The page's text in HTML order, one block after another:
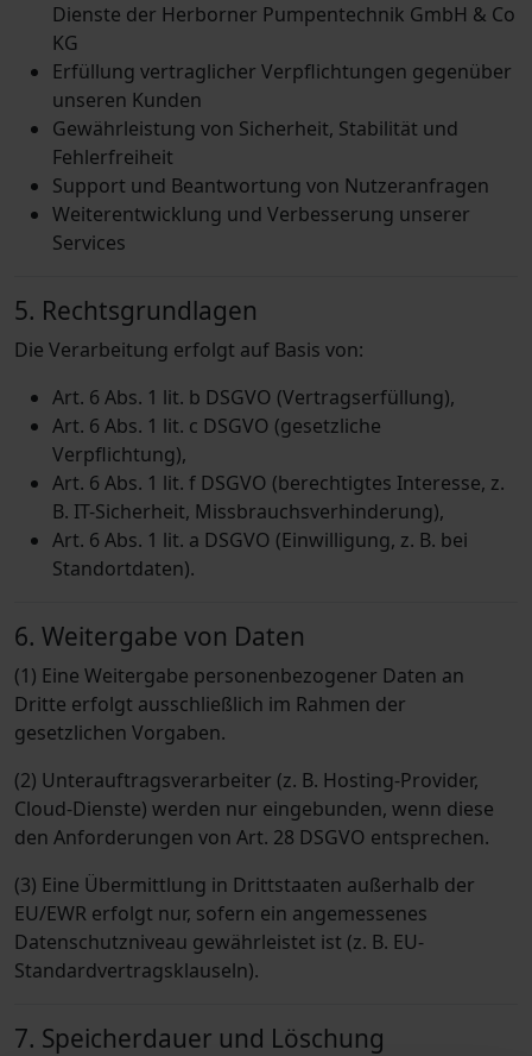
Dienste der Herborner Pumpentechnik GmbH & Co
KG
Erfüllung vertraglicher Verpflichtungen gegenüber
unseren Kunden
Gewährleistung von Sicherheit, Stabilität und
Fehlerfreiheit
Support und Beantwortung von Nutzeranfragen
Weiterentwicklung und Verbesserung unserer
Services
5. Rechtsgrundlagen
Die Verarbeitung erfolgt auf Basis von:
Art. 6 Abs. 1 lit. b DSGVO (Vertragserfüllung),
Art. 6 Abs. 1 lit. c DSGVO (gesetzliche
Verpflichtung),
Art. 6 Abs. 1 lit. f DSGVO (berechtigtes Interesse, z.
B. IT-Sicherheit, Missbrauchsverhinderung),
Art. 6 Abs. 1 lit. a DSGVO (Einwilligung, z. B. bei
Standortdaten).
6. Weitergabe von Daten
(1) Eine Weitergabe personenbezogener Daten an
Dritte erfolgt ausschließlich im Rahmen der
gesetzlichen Vorgaben.
(2) Unterauftragsverarbeiter (z. B. Hosting-Provider,
Cloud-Dienste) werden nur eingebunden, wenn diese
den Anforderungen von Art. 28 DSGVO entsprechen.
(3) Eine Übermittlung in Drittstaaten außerhalb der
EU/EWR erfolgt nur, sofern ein angemessenes
Datenschutzniveau gewährleistet ist (z. B. EU-
Standardvertragsklauseln).
7. Speicherdauer und Löschung